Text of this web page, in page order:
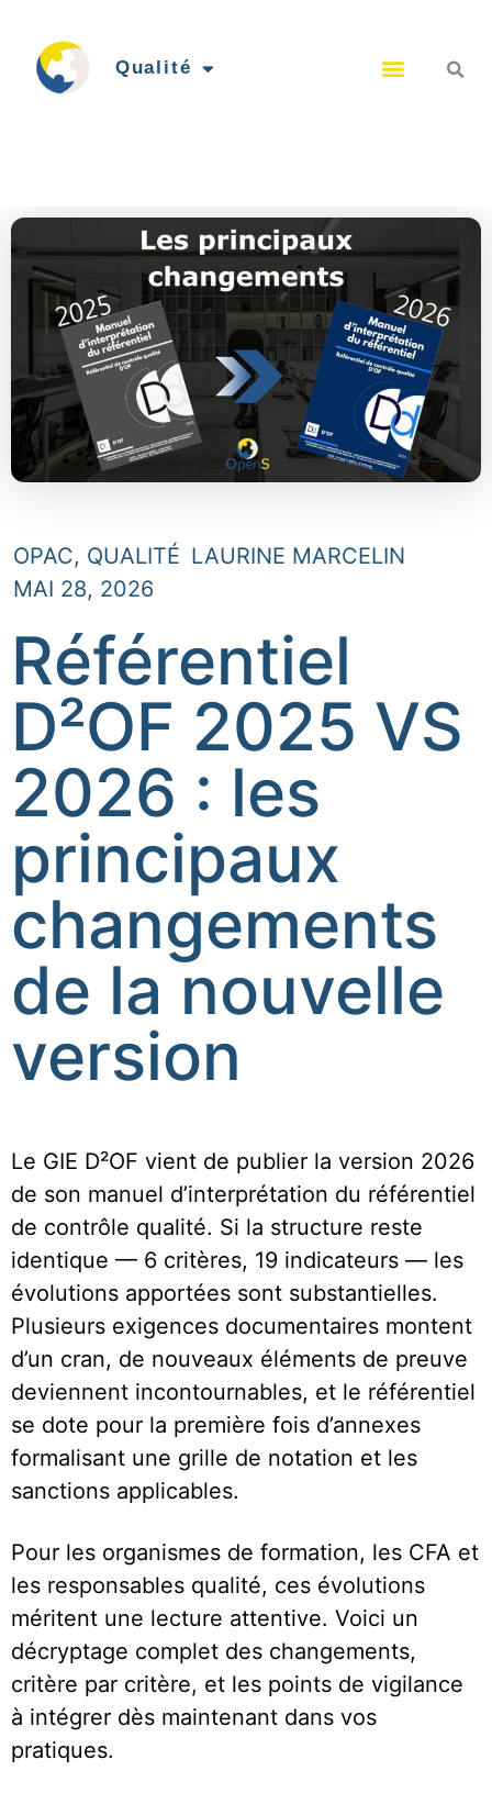
Qualité
OPAC, QUALITÉ LAURINE MARCELIN
MAI 28, 2026
Référentiel
D²OF 2025 VS
2026 : les
principaux
changements
de la nouvelle
version
Le GIE D²OF vient de publier la version 2026
de son manuel d’interprétation du référentiel
de contrôle qualité. Si la structure reste
identique — 6 critères, 19 indicateurs — les
évolutions apportées sont substantielles.
Plusieurs exigences documentaires montent
d’un cran, de nouveaux éléments de preuve
deviennent incontournables, et le référentiel
se dote pour la première fois d’annexes
formalisant une grille de notation et les
sanctions applicables.
Pour les organismes de formation, les CFA et
les responsables qualité, ces évolutions
méritent une lecture attentive. Voici un
décryptage complet des changements,
critère par critère, et les points de vigilance
à intégrer dès maintenant dans vos
pratiques.